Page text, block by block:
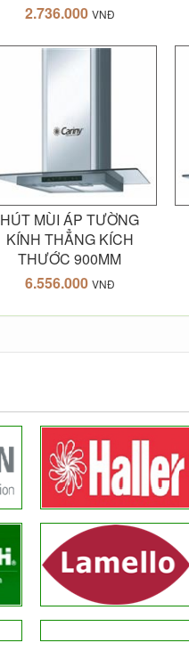
2.736.000 VNĐ
HÚT MÙI ÁP TƯỜNG
KÍNH THẲNG KÍCH
THƯỚC 900MM
6.556.000 VNĐ